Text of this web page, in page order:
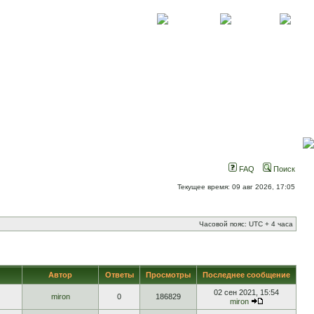
FAQ Поиск
Текущее время: 09 авг 2026, 17:05
Часовой пояс: UTC + 4 часа
Автор Ответы Просмотры Последнее сообщение
miron 0 186829
02 сен 2021, 15:54
miron